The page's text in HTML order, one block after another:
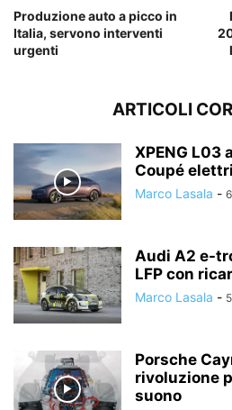
Produzione auto a picco in
Italia, servono interventi
urgenti
ARTICOLI
XPENG L03
Coupé
Marco Lasala -
Audi A2 e-
LFP con
Marco Lasala -
Porsche
rivoluzione
suono